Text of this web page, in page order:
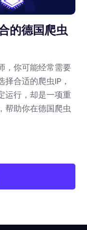
的德国爬虫
，你可能经常需要
合适的爬虫IP，
运行，却是一项重
帮助你在德国爬虫